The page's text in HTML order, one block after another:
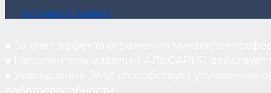
ОСТАВИТЬ ЗАЯВКУ